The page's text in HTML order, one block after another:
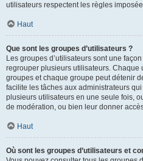
utilisateurs respectent les règles
Haut
Que sont les groupes d’utilisateurs ?
Les groupes d’utilisateurs sont une
regrouper plusieurs utilisateurs.
groupes et chaque groupe peut détenir
facilite les tâches aux administrateurs
plusieurs utilisateurs en une seule fois,
de modération, ou bien leur donner
Haut
Où sont les groupes d’utilisateurs et